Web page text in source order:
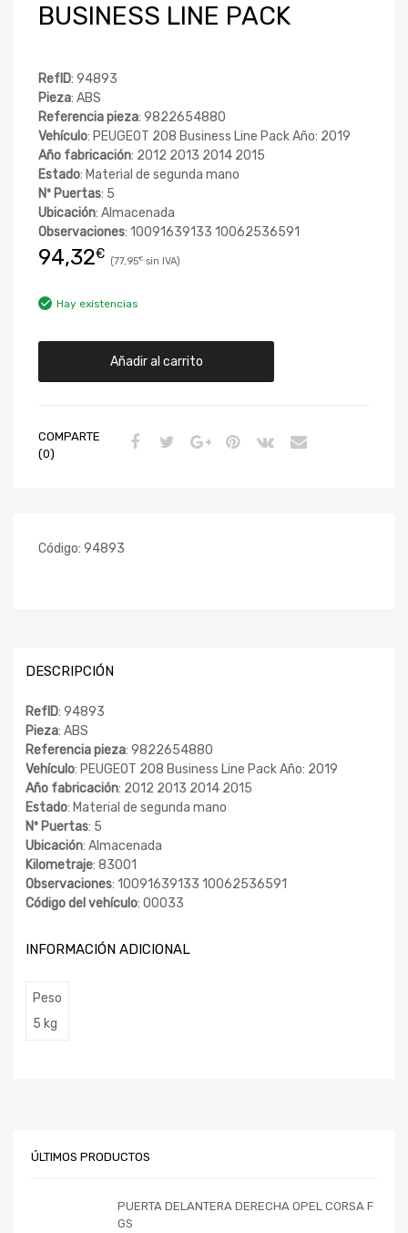
BUSINESS LINE PACK
RefID: 94893
Pieza: ABS
Referencia pieza: 9822654880
Vehículo: PEUGEOT 208 Business Line Pack Año: 2019
Año fabricación: 2012 2013 2014 2015
Estado: Material de segunda mano
Nº Puertas: 5
Ubicación: Almacenada
Observaciones: 10091639133 10062536591
94,32€ 77,95€
Hay existencias
Añadir al carrito
COMPARTE
(0)
Código: 94893
DESCRIPCIÓN
RefID: 94893
Pieza: ABS
Referencia pieza: 9822654880
Vehículo: PEUGEOT 208 Business Line Pack Año: 2019
Año fabricación: 2012 2013 2014 2015
Estado: Material de segunda mano
Nº Puertas: 5
Ubicación: Almacenada
Kilometraje: 83001
Observaciones: 10091639133 10062536591
Código del vehículo: 00033
INFORMACIÓN ADICIONAL
Peso
5 kg
ÚLTIMOS PRODUCTOS
PUERTA DELANTERA DERECHA OPEL CORSA F
GS